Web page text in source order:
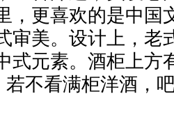
，更喜欢的是中国
审美。设计上，老
式元素。酒柜上方
若不看满柜洋酒，